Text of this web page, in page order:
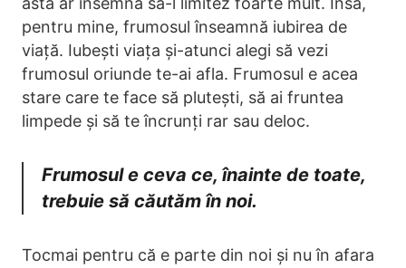
pentru mine, frumosul înseamnă iubirea de
viață. Iubești viața și-atunci alegi să vezi
frumosul oriunde te-ai afla. Frumosul e acea
stare care te face să plutești, să ai fruntea
limpede și să te încrunți rar sau deloc.
Frumosul e ceva ce, înainte de toate,
trebuie să căutăm în noi.
Tocmai pentru că e parte din noi și nu în afara